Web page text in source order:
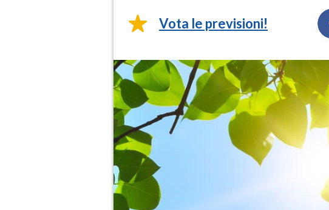
Vota le previsioni!